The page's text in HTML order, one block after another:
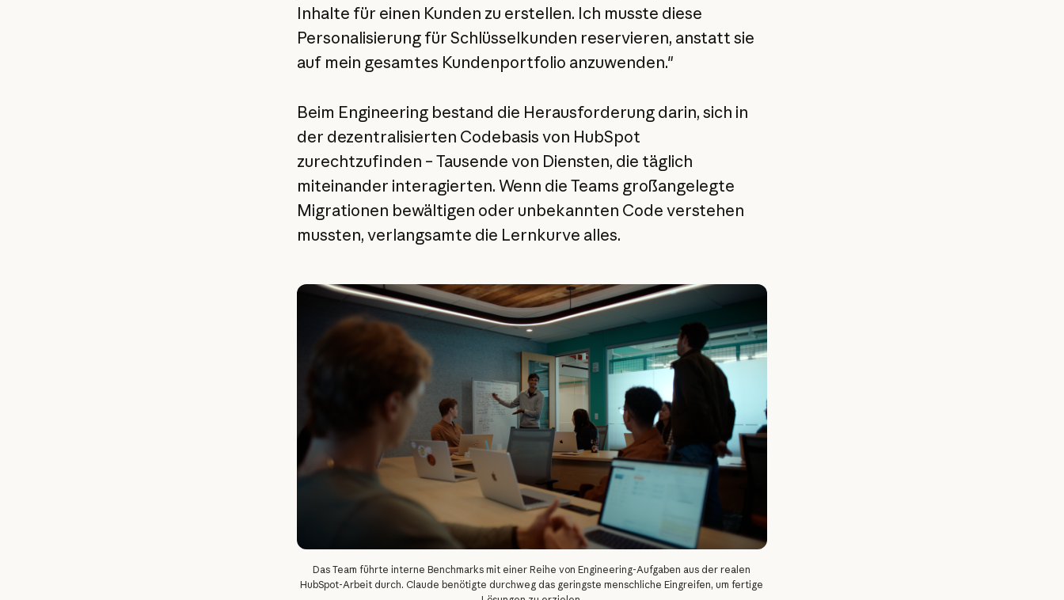
Inhalte für einen Kunden zu erstellen. Ich musste diese
Personalisierung für Schlüsselkunden reservieren, anstatt sie
auf mein gesamtes Kundenportfolio anzuwenden."
Beim Engineering bestand die Herausforderung darin, sich in
der dezentralisierten Codebasis von HubSpot
zurechtzufinden – Tausende von Diensten, die täglich
miteinander interagierten. Wenn die Teams großangelegte
Migrationen bewältigen oder unbekannten Code verstehen
mussten, verlangsamte die Lernkurve alles.
Das Team führte interne Benchmarks mit einer Reihe von Engineering-Aufgaben aus der realen
HubSpot-Arbeit durch. Claude benötigte durchweg das geringste menschliche Eingreifen, um fertige